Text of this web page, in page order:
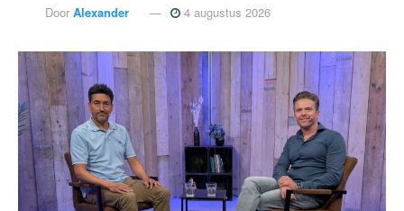
Door Alexander 4 augustus 2026